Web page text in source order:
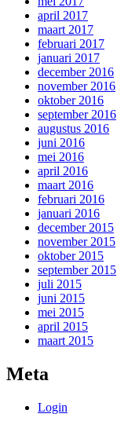
april 2017
maart 2017
februari 2017
januari 2017
december 2016
november 2016
oktober 2016
september 2016
augustus 2016
juni 2016
mei 2016
april 2016
maart 2016
februari 2016
januari 2016
december 2015
november 2015
oktober 2015
september 2015
juli 2015
juni 2015
mei 2015
april 2015
maart 2015
Meta
Login